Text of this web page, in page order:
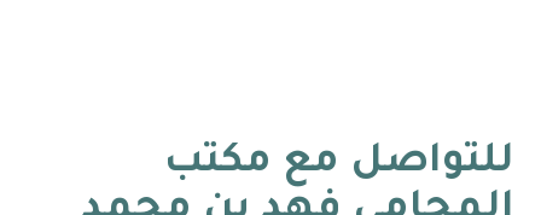
للتواصل مع مكتب